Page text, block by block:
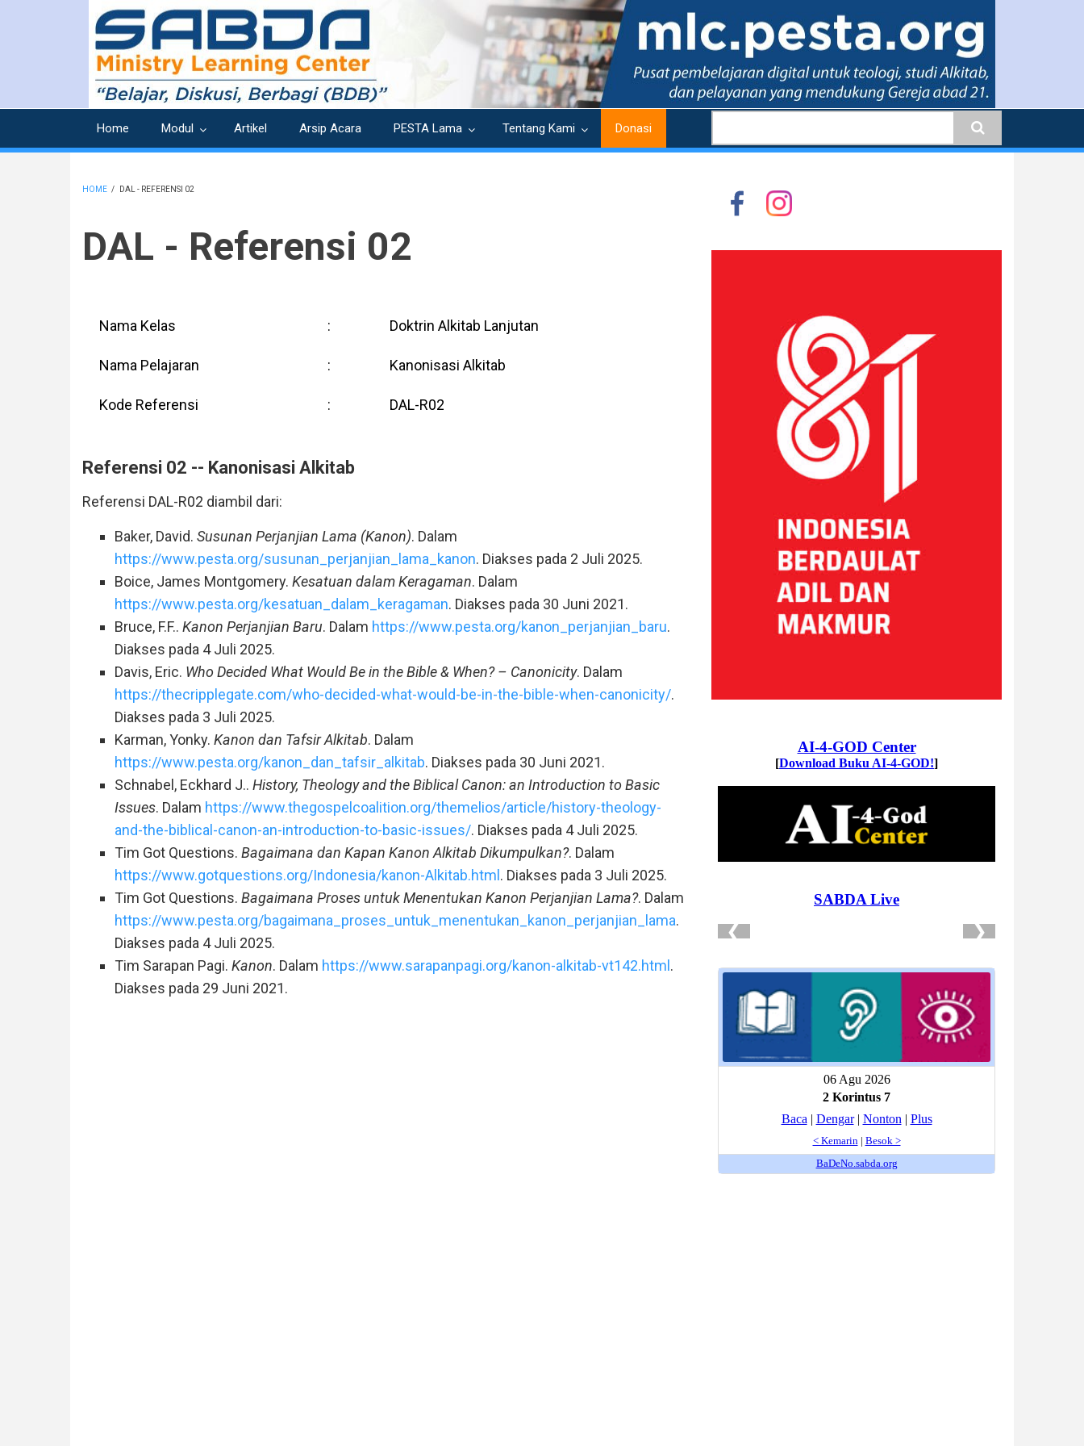
Home Modul Artikel Arsip Acara PESTA Lama Tentang Kami Donasi
HOME / DAL - REFERENSI 02
DAL - Referensi 02
Nama Kelas : Doktrin Alkitab Lanjutan
Nama Pelajaran : Kanonisasi Alkitab
Kode Referensi : DAL-R02
Referensi 02 -- Kanonisasi Alkitab
Referensi DAL-R02 diambil dari:
Baker, David. Susunan Perjanjian Lama (Kanon). Dalam
https://www.pesta.org/susunan_perjanjian_lama_kanon. Diakses pada 2 Juli 2025.
Boice, James Montgomery. Kesatuan dalam Keragaman. Dalam
https://www.pesta.org/kesatuan_dalam_keragaman. Diakses pada 30 Juni 2021.
Bruce, F.F.. Kanon Perjanjian Baru. Dalam https://www.pesta.org/kanon_perjanjian_baru.
Diakses pada 4 Juli 2025.
Davis, Eric. Who Decided What Would Be in the Bible & When? – Canonicity. Dalam
https://thecripplegate.com/who-decided-what-would-be-in-the-bible-when-canonicity/.
Diakses pada 3 Juli 2025.
Karman, Yonky. Kanon dan Tafsir Alkitab. Dalam
https://www.pesta.org/kanon_dan_tafsir_alkitab. Diakses pada 30 Juni 2021.
Schnabel, Eckhard J.. History, Theology and the Biblical Canon: an Introduction to Basic
Issues. Dalam https://www.thegospelcoalition.org/themelios/article/history-theology-
and-the-biblical-canon-an-introduction-to-basic-issues/. Diakses pada 4 Juli 2025.
Tim Got Questions. Bagaimana dan Kapan Kanon Alkitab Dikumpulkan?. Dalam
https://www.gotquestions.org/Indonesia/kanon-Alkitab.html . Diakses pada 3 Juli 2025.
Tim Got Questions. Bagaimana Proses untuk Menentukan Kanon Perjanjian Lama?. Dalam
https://www.pesta.org/bagaimana_proses_untuk_menentukan_kanon_perjanjian_lama.
Diakses pada 4 Juli 2025.
Tim Sarapan Pagi. Kanon. Dalam https://www.sarapanpagi.org/kanon-alkitab-vt142.html .
Diakses pada 29 Juni 2021.